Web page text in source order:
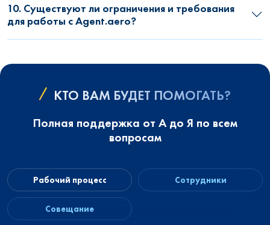
10. Существуют ли ограничения и требования
для работы с Agent.aero?
КТО ВАМ БУДЕТ ПОМОГАТЬ?
Полная поддержка от А до Я по всем
вопросам
Рабочий процесс Сотрудники
Совещание